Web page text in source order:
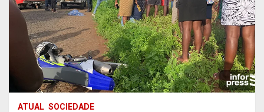
ATUAL SOCIEDADE